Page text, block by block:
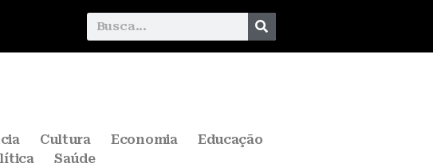
Cultura Economia
Educação
Saúde